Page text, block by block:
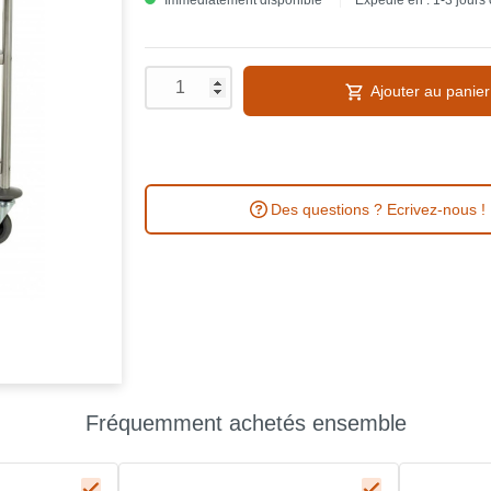
Ajouter au panier
Des questions ? Ecrivez-nous !
Fréquemment achetés ensemble